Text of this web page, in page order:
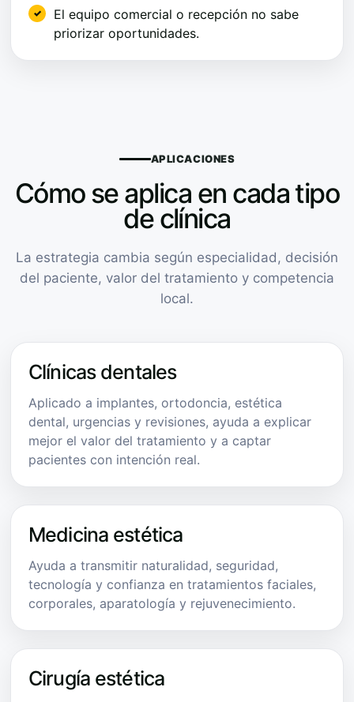
El equipo comercial o recepción no sabe
priorizar oportunidades.
APLICACIONES
Cómo se aplica en cada tipo
de clínica
La estrategia cambia según especialidad, decisión
del paciente, valor del tratamiento y competencia
local.
Clínicas dentales
Aplicado a implantes, ortodoncia, estética
dental, urgencias y revisiones, ayuda a explicar
mejor el valor del tratamiento y a captar
pacientes con intención real.
Medicina estética
Ayuda a transmitir naturalidad, seguridad,
tecnología y confianza en tratamientos faciales,
corporales, aparatología y rejuvenecimiento.
Cirugía estética